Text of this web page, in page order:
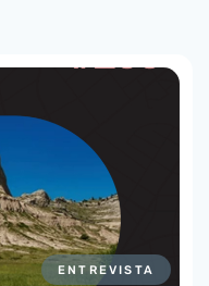
ENTREVISTA